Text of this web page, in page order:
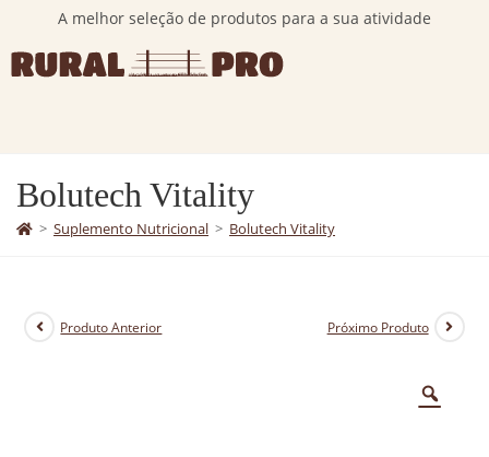
A melhor seleção de produtos para a sua atividade
Bolutech Vitality
> Suplemento Nutricional > Bolutech Vitality
Produto Anterior Próximo Produto